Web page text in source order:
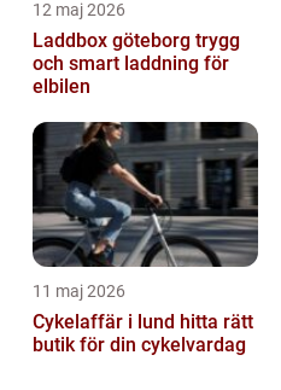
12 maj 2026
Laddbox göteborg trygg
och smart laddning för
elbilen
11 maj 2026
Cykelaffär i lund hitta rätt
butik för din cykelvardag